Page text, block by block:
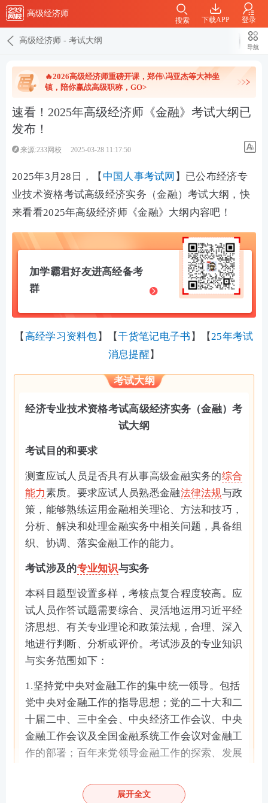
高级经济师
下载APP 登录
搜索
高级经济师 - 考试大纲
导航
🔥2026高级经济师重磅开课，郑伟\冯亚杰等大神坐
镇，陪你赢战高级职称，GO>
速看！2025年高级经济师《金融》考试大纲已
发布！
来源:233网校 2025-03-28 11:17:50
2025年3月28日，【 中国人事考试网 】已公布经济专
业技术资格考试高级经济实务（金融）考试大纲，快
来看看2025年高级经济师《金融》大纲内容吧！
加学霸君好友进高经备考
群
【 高经学习资料包 】 【干货笔记电子书 】 【25年考试
消息提醒 】
考试大纲
经济专业技术资格考试高级经济实务（金融）考
试大纲
考试目的和要求
测查应试人员是否具有从事高级金融实务的综合
能力素质。要求应试人员熟悉金融法律法规与政
策，能够熟练运用金融相关理论、方法和技巧，
分析、解决和处理金融实务中相关问题，具备组
织、协调、落实金融工作的能力。
考试涉及的专业知识与实务
本科目题型设置多样，考核点复合程度较高。应
试人员作答试题需要综合、灵活地运用习近平经
济思想、有关专业理论和政策法规，合理、深入
地进行判断、分析或评价。考试涉及的专业知识
与实务范围如下：
1.坚持党中央对金融工作的集中统一领导。包括
党中央对金融工作的指导思想；党的二十大和二
十届二中、三中全会、中央经济工作会议、中央
金融工作会议及全国金融系统工作会议对金融工
作的部署；百年来党领导金融工作的探索、发展
取得的重大成就和经验。
展开全文